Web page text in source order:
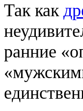
Так как
ранние